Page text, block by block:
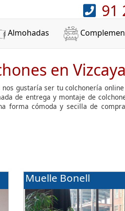
91
Almohadas
en Vizcaya
nos gustaría ser tu colchonería
de entrega y montaje de
forma cómoda y secilla de
Muelle Bonell